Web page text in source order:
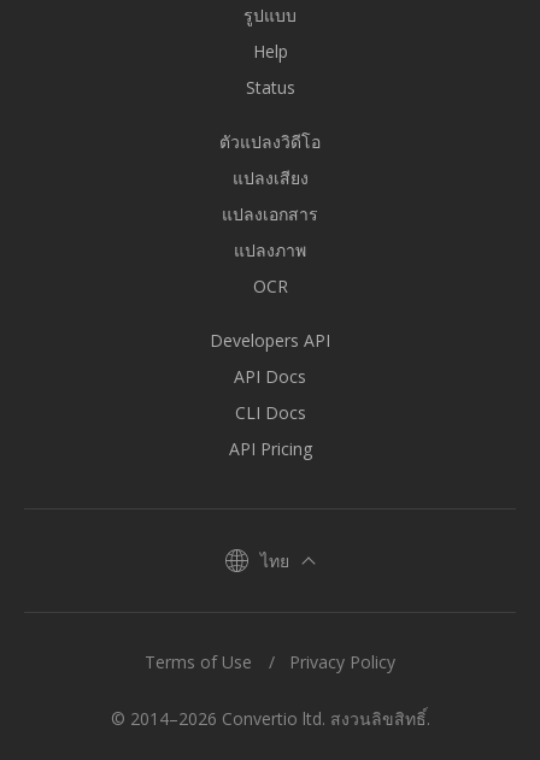
รูปแบบ
Help
Status
ตัวแปลงวิดีโอ
แปลงเสียง
แปลงเอกสาร
แปลงภาพ
OCR
Developers API
API Docs
CLI Docs
API Pricing
ไทย
© 2014–2026 Convertio ltd. สงวนลิขสิทธิ์.
Terms of Use Privacy Policy